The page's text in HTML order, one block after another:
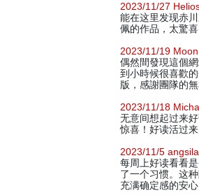
2023/11/27
能在这里发现赤
佩的作品，太驚
2023/11/19 Moon
偶然間發現這個
到小時候很喜歡
版，感謝團隊的
2023/11/18
无意间想起过来
惊喜！好读活过来
2023/11/5 angsila
每周上好读看看
了一个习惯。这
充满确定感的安心